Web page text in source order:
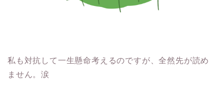
私も対抗して一生懸命考えるのですが、全然先が読め
ません。涙